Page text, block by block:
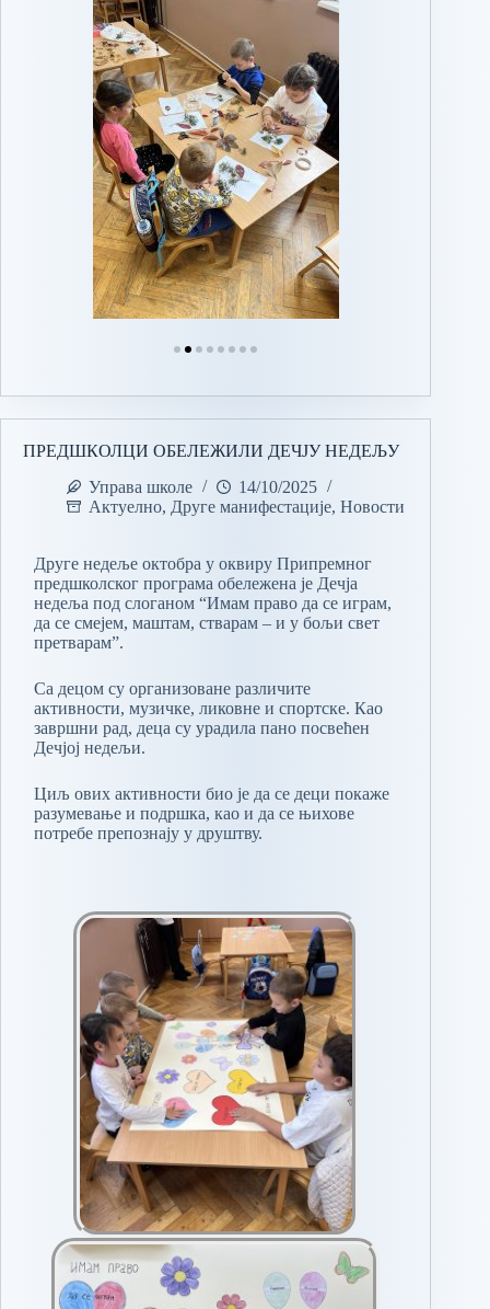
ПРЕДШКОЛЦИ ОБЕЛЕЖИЛИ ДЕЧЈУ НЕДЕЉУ
Управа школе
14/10/2025
Актуелно, Друге манифестације, Новости
Друге недеље октобра у оквиру Припремног
предшколског програма обележена је Дечја
недеља под слоганом “Имам право да се играм,
да се смејем, маштам, стварам – и у бољи свет
претварам”.
Са децом су организоване различите
активности, музичке, ликовне и спортске. Као
завршни рад, деца су урадила пано посвећен
Дечјој недељи.
Циљ ових активности био је да се деци покаже
разумевање и подршка, као и да се њихове
потребе препознају у друштву.